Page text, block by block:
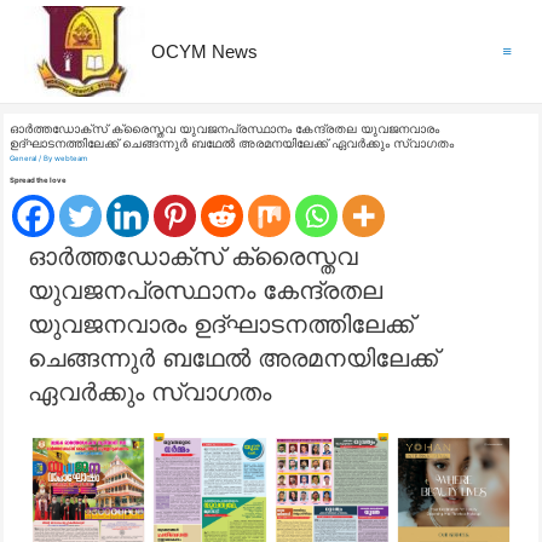
OCYM News
Main
ഓർത്തഡോക്സ് ക്രൈസ്തവ യുവജനപ്രസ്ഥാനം കേന്ദ്രതല യുവജനവാരം
ഉദ്ഘാടനത്തിലേക്ക് ചെങ്ങന്നുർ ബഥേൽ അരമനയിലേക്ക് ഏവർക്കും സ്വാഗതം
General/ By webteam
Spread the love
ഓർത്തഡോക്സ് ക്രൈസ്തവ
യുവജനപ്രസ്ഥാനം കേന്ദ്രതല
യുവജനവാരം ഉദ്ഘാടനത്തിലേക്ക്
ചെങ്ങന്നുർ ബഥേൽ അരമനയിലേക്ക്
ഏവർക്കും സ്വാഗതം